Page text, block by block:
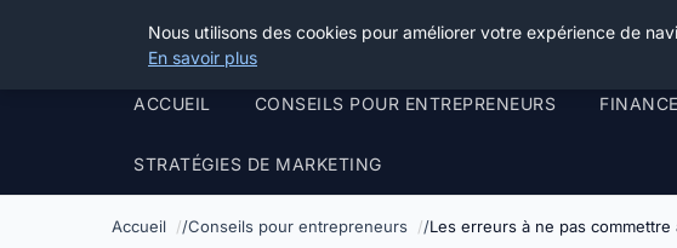
Henry Panky
ACCUEIL CONSEILS POUR ENTREPRENEURS
STRATÉGIES DE MARKETING
Accueil Conseils pour entrepreneurs Les erreurs à ne pas
Nous utilisons des cookies pour améliorer votre expérience de
En savoir plus